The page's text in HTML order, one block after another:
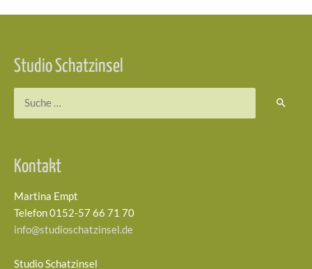
Studio Schatzinsel
Kontakt
Martina Empt
Telefon 0152-57 66 71 70
info@studioschatzinsel.de
Studio Schatzinsel